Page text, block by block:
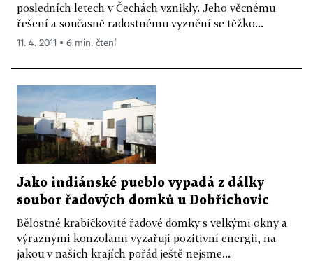
posledních letech v Čechách vznikly. Jeho věcnému
řešení a současně radostnému vyznění se těžko...
11. 4. 2011 ▪ 6 min. čtení
Jako indiánské pueblo vypadá z dálky
soubor řadových domků u Dobřichovic
Bělostné krabičkovité řadové domky s velkými okny a
výraznými konzolami vyzařují pozitivní energii, na
jakou v našich krajích pořád ještě nejsme...